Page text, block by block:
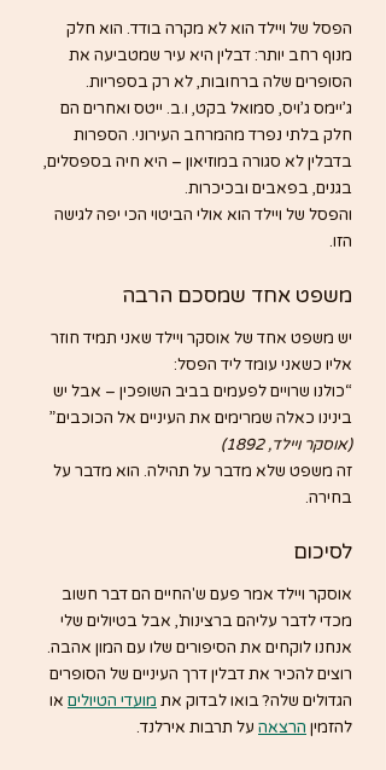
הפסל של ויילד הוא לא מקרה בודד. הוא חלק
מנוף רחב יותר: דבלין היא עיר שמטביעה את
הסופרים שלה ברחובות, לא רק בספריות.
ג’יימס ג’ויס, סמואל בקט, ו.ב. ייטס ואחרים הם
חלק בלתי נפרד מהמרחב העירוני. הספרות
בדבלין לא סגורה במוזיאון – היא חיה בספסלים,
בגנים, בפאבים ובכיכרות.
והפסל של ויילד הוא אולי הביטוי הכי יפה לגישה
הזו.
משפט אחד שמסכם הרבה
יש משפט אחד של אוסקר ויילד שאני תמיד חוזר
אליו כשאני עומד ליד הפסל:
“כולנו שרויים לפעמים בביב השופכין – אבל יש
בינינו כאלה שמרימים את העיניים אל הכוכבים.”
(אוסקר ויילד, 1892)
זה משפט שלא מדבר על תהילה. הוא מדבר על
בחירה.
לסיכום
אוסקר ויילד אמר פעם ש'החיים הם דבר חשוב
מכדי לדבר עליהם ברצינות', אבל בטיולים שלי
אנחנו לוקחים את הסיפורים שלו עם המון אהבה.
רוצים להכיר את דבלין דרך העיניים של הסופרים
הגדולים שלה? בואו לבדוק את מועדי הטיולים או
להזמין הרצאה על תרבות אירלנד.